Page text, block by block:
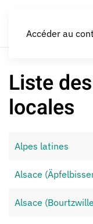
Accéder au
Liste
locales
Alpes latines
Alsace
Alsace